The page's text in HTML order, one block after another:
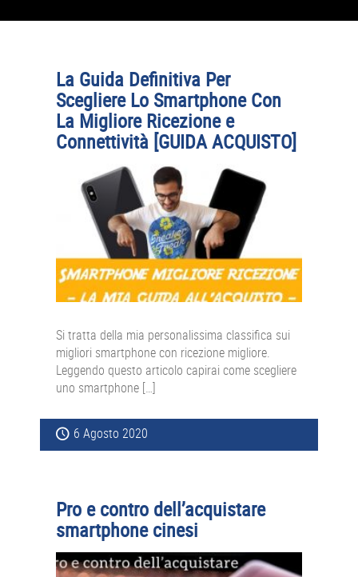
La Guida Definitiva Per
Scegliere Lo Smartphone Con
La Migliore Ricezione e
Connettività [GUIDA ACQUISTO]
Si tratta della mia personalissima classifica sui
migliori smartphone con ricezione migliore.
Leggendo questo articolo capirai come scegliere
uno smartphone […]
6 Agosto 2020
Pro e contro dell’acquistare
smartphone cinesi